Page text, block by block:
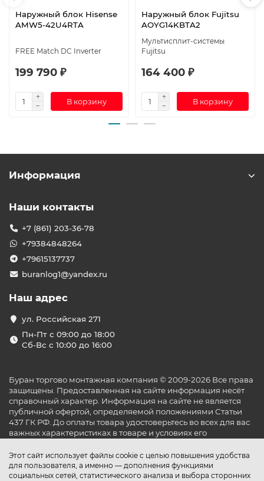
Наружный блок Hisense
AMW5-42U4RTA
FREE Match DC Inverter
199 790 ₽
В корзину
Наружный блок Fujitsu
AOYG14KBTA2
Мультисплит-системы
Fujitsu
164 400 ₽
В корзину
Этот сайт использует файлы cookie с целью повышения удобства
для пользователя, а именно — дополнения функциями
социальных сетей, статистического анализа и выбора сторонних
Информация
Наши контакты
+7 (861) 203-36-78
+79384848264
+79615137737
buranlog1@yandex.ru
Наш адрес
ул. Российская 271
Пн-Пт с 09:00 до 18:00
Сб-Вс с 10:00 до 16:00
Буран торгово монтажная компания © 2009-2026 Все права
защищены. Предоставленная на сайте информация несёт
справочный характер. Информация на сайте не является
публичной офертой, определяемой положениями Статьи
437 ГК РФ. До оплаты товара удостоверьтесь во всех для вас
важных характеристиках в товаре и условиях его